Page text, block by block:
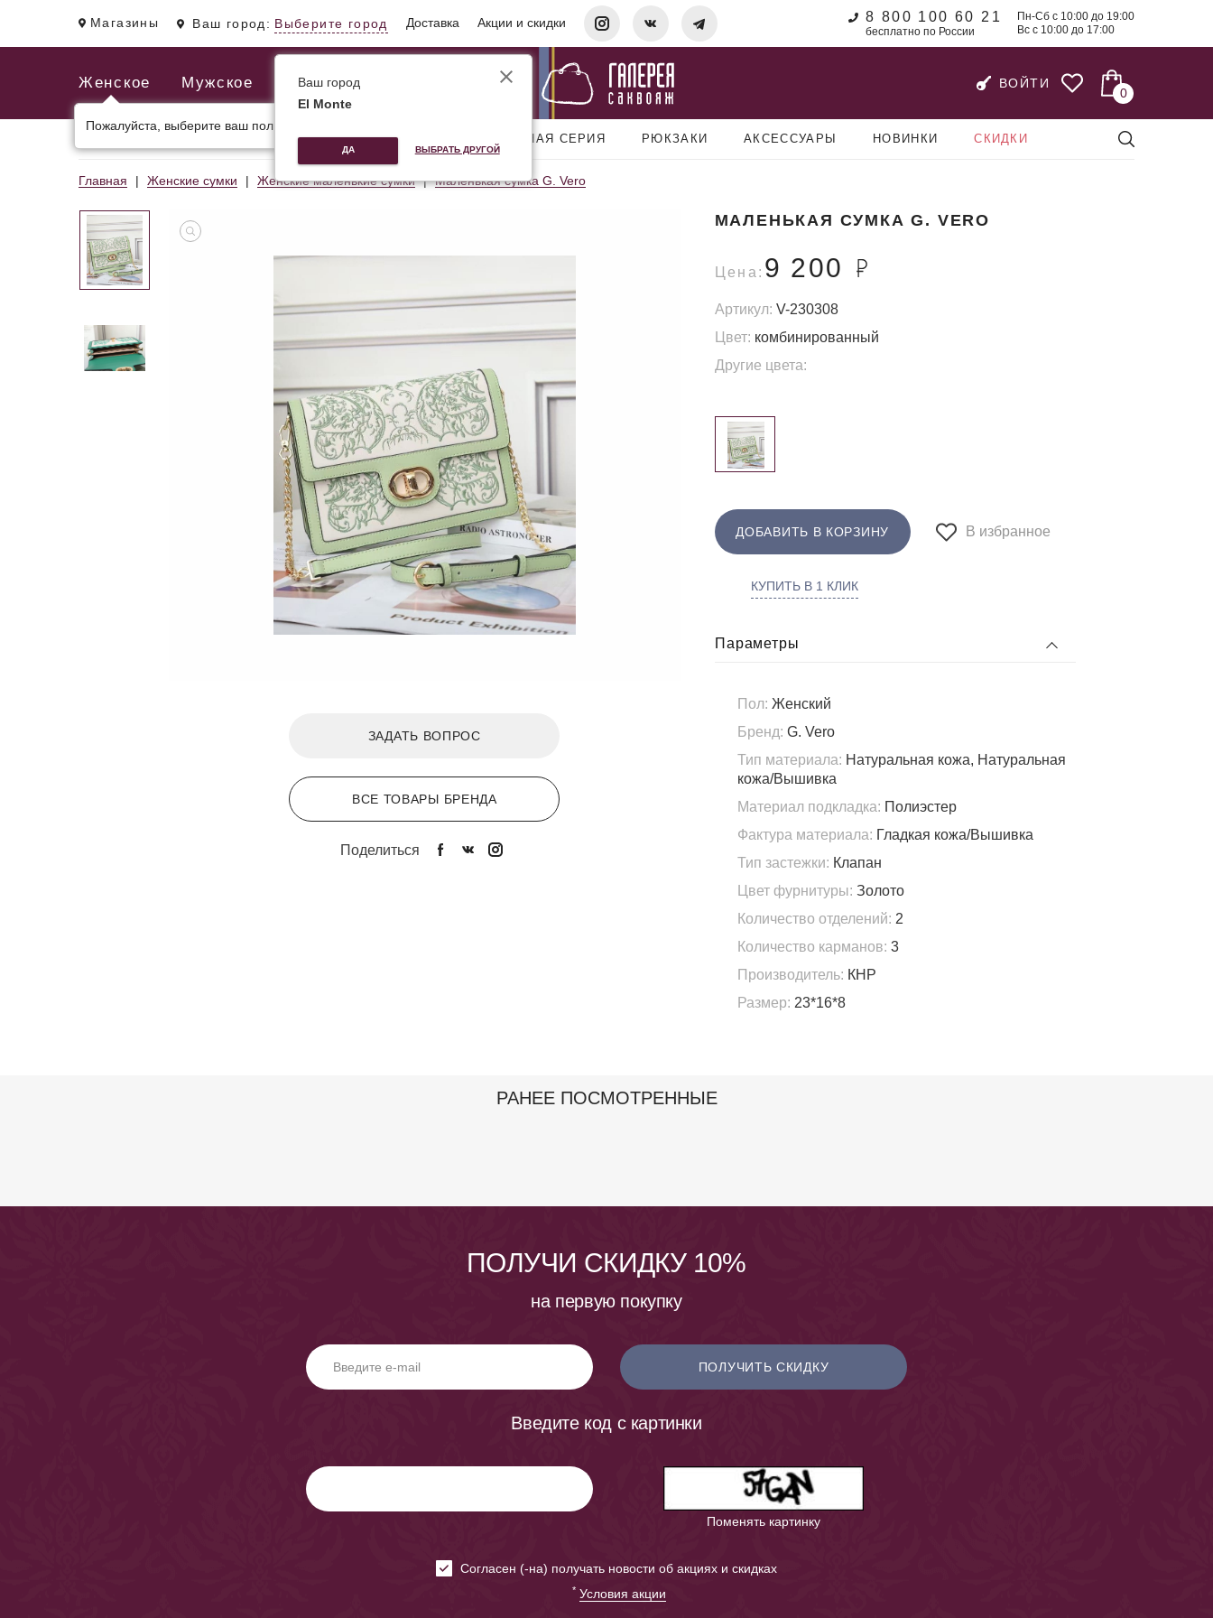
Магазины Ваш город: Выберите город Доставка Акции и скидки 8 800 100 60 21
бесплатно по России
Пн-Сб с 10:00 до 19:00
Вс с 10:00 до 17:00
Женское Мужское
Пожалуйста, выберите ваш пол.
ВОЙТИ
0
МУЖСКИЕ И ДЕЛОВЫЕ СУМКИ ДОРОЖНАЯ СЕРИЯ РЮКЗАКИ АКСЕССУАРЫ НОВИНКИ СКИДКИ
Главная Женские сумки Женские маленькие сумки Маленькая сумка G. Vero
ЗАДАТЬ ВОПРОС
ВСЕ ТОВАРЫ БРЕНДА
Поделиться
МАЛЕНЬКАЯ СУМКА G. VERO
Цена: 9 200
Артикул: V-230308
Цвет: комбинированный
Другие цвета:
ДОБАВИТЬ В КОРЗИНУ В избранное
КУПИТЬ В 1 КЛИК
Параметры
Пол: Женский
Бренд: G. Vero
Тип материала: Натуральная кожа, Натуральная
кожа/Вышивка
Материал подкладка: Полиэстер
Фактура материала: Гладкая кожа/Вышивка
Тип застежки: Клапан
Цвет фурнитуры: Золото
Количество отделений: 2
Количество карманов: 3
Производитель: КНР
Размер: 23*16*8
РАНЕЕ ПОСМОТРЕННЫЕ
ПОЛУЧИ СКИДКУ 10%
на первую покупку
ПОЛУЧИТЬ СКИДКУ
Введите код с картинки
Поменять картинку
Cогласен (-на) получать новости об акциях и скидках
* Условия акции
Ваш город
El Monte
ДА ВЫБРАТЬ ДРУГОЙ